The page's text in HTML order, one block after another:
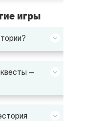
игры
—